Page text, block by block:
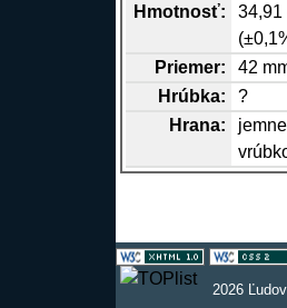
Hmotnosť:
34,91
Priemer:
42
Hrúbka:
?
Hrana:
jemne
2026